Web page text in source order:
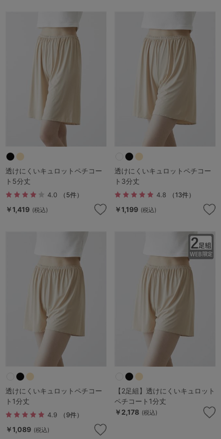
透けにくいキュロットペチコー
ト5分丈
4.0 （5件）
￥1,419 (税込)
透けにくいキュロットペチコー
ト3分丈
4.8 （13件）
￥1,199 (税込)
透けにくいキュロットペチコー
ト1分丈
4.9 （9件）
￥1,089 (税込)
【2足組】透けにくいキュロット
ペチコート1分丈
￥2,178 (税込)